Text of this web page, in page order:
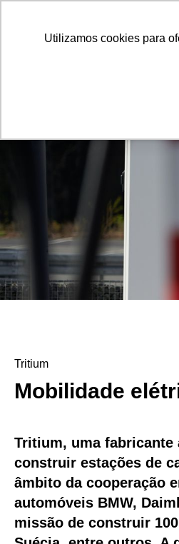
Utilizamos cookies para
Tritium
Mobilidade
Tritium, uma
construir estações de
âmbito da cooperação
automóveis BMW,
missão de construir